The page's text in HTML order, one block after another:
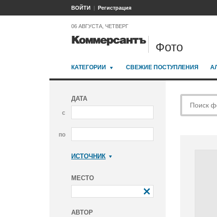
ВОЙТИ Регистрация
06 АВГУСТА, ЧЕТВЕРГ
Фото
КАТЕГОРИИ СВЕЖИЕ ПОСТУПЛЕНИЯ
ДАТА
с
по
ИСТОЧНИК
МЕСТО
АВТОР